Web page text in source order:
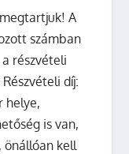
megtartjuk!A
számban
a részvételi
díj:
helye,
is van,
önállóan kell